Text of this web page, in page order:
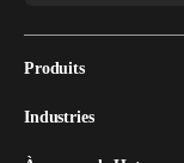
Produits
Industries